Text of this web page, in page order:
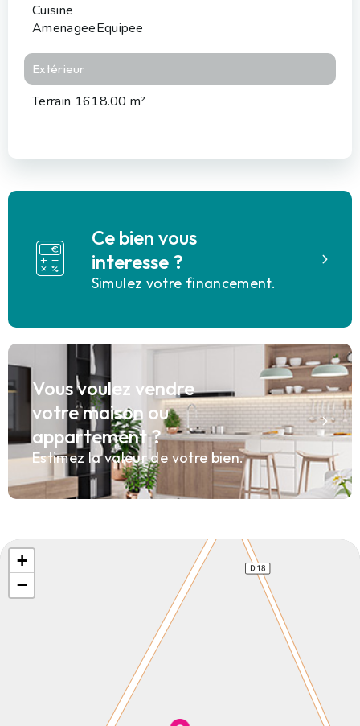
Cuisine
AmenageeEquipee
Extérieur
Terrain 1618.00 m²
Ce bien vous
interesse ?
Simulez votre financement.
Vous voulez vendre
votre maison ou
appartement ?
Estimez la valeur de votre bien.
+
−